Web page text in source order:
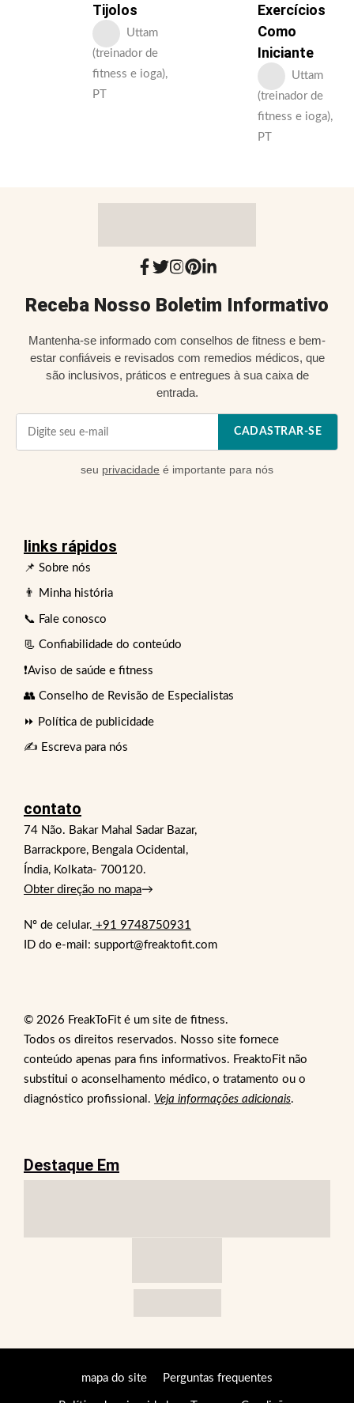
Tijolos
Uttam
(treinador de
fitness e ioga),
PT
Exercícios
Como
Iniciante
Uttam
(treinador de
fitness e ioga),
PT
Receba Nosso Boletim Informativo
Mantenha-se informado com conselhos de fitness e bem-
estar confiáveis e revisados com remedios médicos, que
são inclusivos, práticos e entregues à sua caixa de
entrada.
CADASTRAR-SE
seu privacidade é importante para nós
links rápidos
📌 Sobre nós
👨 Minha história
📞 Fale conosco
📃 Confiabilidade do conteúdo
❗Aviso de saúde e fitness
👥 Conselho de Revisão de Especialistas
⏩ Política de publicidade
✍️ Escreva para nós
contato
74 Não. Bakar Mahal Sadar Bazar,
Barrackpore, Bengala Ocidental,
Índia, Kolkata- 700120.
Obter direção no mapa→
Nº de celular. +91 9748750931
ID do e-mail: support@freaktofit.com
© 2026 FreakToFit é um site de fitness.
Todos os direitos reservados. Nosso site fornece
conteúdo apenas para fins informativos. FreaktoFit não
substitui o aconselhamento médico, o tratamento ou o
diagnóstico profissional. Veja informações adicionais.
Destaque Em
mapa do site Perguntas frequentes